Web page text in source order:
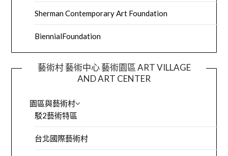
Sherman Contemporary Art Foundation
BiennialFoundation
藝術村 藝術中心 藝術園區 ART VILLAGE
AND ART CENTER
園區與藝術村
駁2藝術特區
台北國際藝術村